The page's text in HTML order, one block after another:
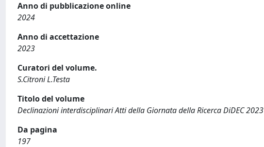
Anno di pubblicazione online
2024
Anno di accettazione
2023
Curatori del volume.
S.Citroni L.Testa
Titolo del volume
Declinazioni interdisciplinari Atti della Giornata della Ricerca DiDEC 2023
Da pagina
197